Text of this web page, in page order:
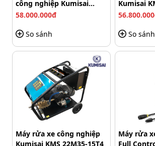
tiết lắp ráp đồng bộ. Khả năng
diễn ra nhanh và ổn định trong quá
công nghiệp Kumisai
KMS-350/15
58.000.000đ
So sánh
Kumisai
So sánh
Máy rửa xe công nghiệp
Kumisai KMS 22M35-15T4
Máy rửa
Full